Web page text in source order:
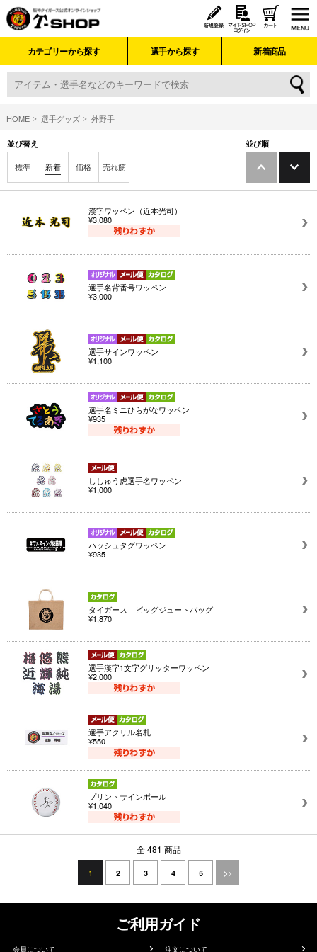
カテゴリーから探す 選手から探す 新着商品
HOME 選手グッズ 外野手
並び替え
標準 新着 価格 売れ筋
並び順
漢字ワッペン（近本光司）
¥3,080
選手名背番号ワッペン
¥3,000
選手サインワッペン
¥1,100
選手名ミニひらがなワッペン
¥935
ししゅう虎選手名ワッペン
¥1,000
ハッシュタグワッペン
¥935
タイガース ビッグジュートバッグ
¥1,870
選手漢字1文字グリッターワッペン
¥2,000
選手アクリル名札
¥550
プリントサインボール
¥1,040
全 481 商品
1 2 3 4 5 >>
ご利用ガイド
会員について 注文について